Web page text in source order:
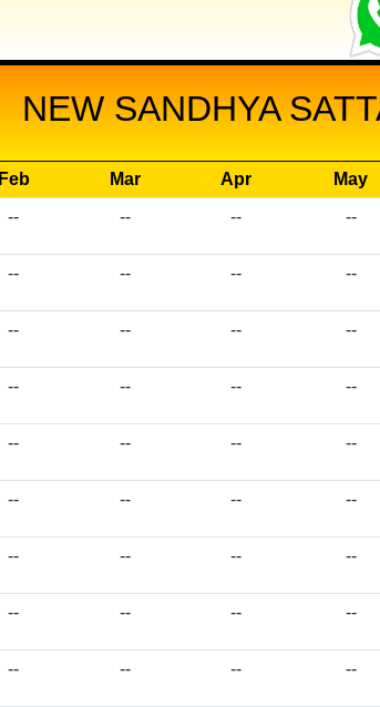
NEW SANDHYA
Feb Mar Apr May
-- -- -- --
-- -- -- --
-- -- -- --
-- -- -- --
-- -- -- --
-- -- -- --
-- -- -- --
-- -- -- --
-- -- -- --